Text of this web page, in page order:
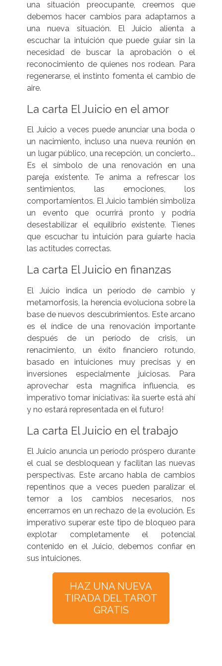
una situación preocupante, creemos que
debemos hacer cambios para adaptarnos a
una nueva situación. El Juicio alienta a
escuchar la intuición que puede guiar sin la
necesidad de buscar la aprobación o el
reconocimiento de quienes nos rodean. Para
regenerarse, el instinto fomenta el cambio de
aire.
La carta El Juicio en el amor
El Juicio a veces puede anunciar una boda o
un nacimiento, incluso una nueva reunión en
un lugar público, una recepción, un concierto...
Es el símbolo de una renovación en una
pareja existente. Te anima a refrescar los
sentimientos, las emociones, los
comportamientos. El Juicio también simboliza
un evento que ocurrirá pronto y podría
desestabilizar el equilibrio existente. Tienes
que escuchar tu intuición para guiarte hacia
las actitudes correctas.
La carta El Juicio en finanzas
El Juicio indica un período de cambio y
metamorfosis, la herencia evoluciona sobre la
base de nuevos descubrimientos. Este arcano
es el índice de una renovación importante
después de un período de crisis, un
renacimiento, un éxito financiero rotundo,
basado en intuiciones muy precisas y en
inversiones especialmente juiciosas. Para
aprovechar esta magnífica influencia, es
imperativo tomar iniciativas: ¡la suerte está ahí
y no estará representada en el futuro!
La carta El Juicio en el trabajo
El Juicio anuncia un período próspero durante
el cual se desbloquean y facilitan las nuevas
perspectivas. Este arcano habla de cambios
repentinos que a veces pueden paralizar el
temor a los cambios necesarios, nos
encerramos en un rechazo de la evolución. Es
imperativo superar este tipo de bloqueo para
explotar completamente el potencial
contenido en el Juicio, debemos confiar en
sus intuiciones.
HAZ UNA NUEVA
TIRADA DEL TAROT
GRATIS